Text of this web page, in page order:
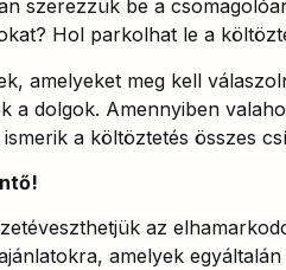
szerezzük be a
Hol parkolhat le a
amelyeket meg kell
a dolgok. Amennyiben
a költöztetés összes
az
amelyek